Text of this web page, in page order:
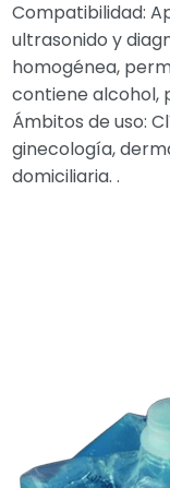
Compatibilidad:
ultrasonido y
homogénea,
contiene alcohol,
Ámbitos de uso:
ginecología,
domiciliaria. .